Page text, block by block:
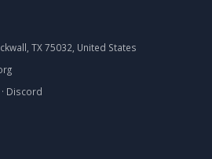
TX 75032, United States
· Discord